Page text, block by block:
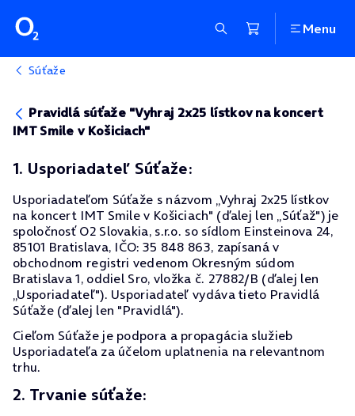
Menu
Súťaže
Pravidlá súťaže "Vyhraj 2x25 lístkov na koncert
IMT Smile v Košiciach"
1. Usporiadateľ Súťaže:
Usporiadateľom Súťaže s názvom „Vyhraj 2x25 lístkov
na koncert IMT Smile v Košiciach" (ďalej len „Súťaž") je
spoločnosť O2 Slovakia, s.r.o. so sídlom Einsteinova 24,
85101 Bratislava, IČO: 35 848 863, zapísaná v
obchodnom registri vedenom Okresným súdom
Bratislava 1, oddiel Sro, vložka č. 27882/B (ďalej len
„Usporiadateľ"). Usporiadateľ vydáva tieto Pravidlá
Súťaže (ďalej len "Pravidlá").
Cieľom Súťaže je podpora a propagácia služieb
Usporiadateľa za účelom uplatnenia na relevantnom
trhu.
2. Trvanie súťaže: